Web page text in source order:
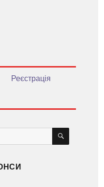
Реєстрація
ШУКАТИ